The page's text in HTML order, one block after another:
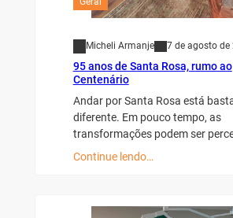
Micheli Armanje
95 anos de Santa Rosa, rumo ao
Centenário
diferente. Em pouco tempo, as
transformações podem ser